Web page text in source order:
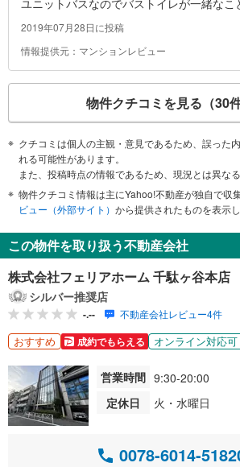
に等しい。
2019年07月28日に投稿
情報提供元：マンションレビュー
物件クチコミを見る （30
クチコミは個人の主観・意見であるため、誤った
れる可能性があります。
また、投稿時点の情報であるため、現況とは異なる
物件クチコミ情報は主にYahoo!不動産が独自で収
ビュー（外部サイト） から提供されたものを表示し
この物件を取り扱う不動産会社
株式会社フェリアホーム 千駄ヶ谷本店
シルバー推奨店
-.-- 不動産会社レビュー4件
おすすめ 成約でもらえる オンライン対応可
営業時間 9:30-20:00
定休日
火・水曜日
0078-6014-